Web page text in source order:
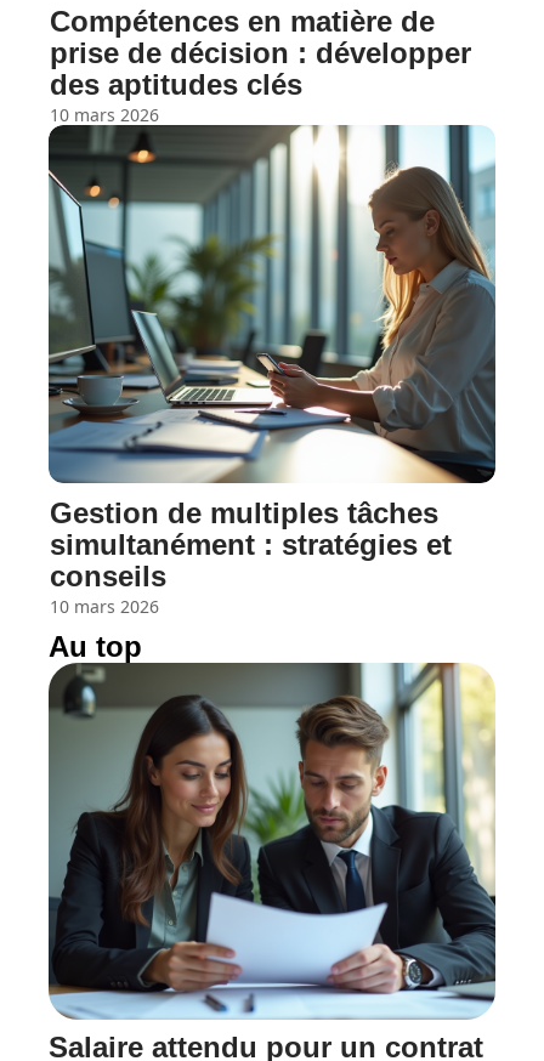
Compétences en matière de
prise de décision : développer
des aptitudes clés
10 mars 2026
Gestion de multiples tâches
simultanément : stratégies et
conseils
10 mars 2026
Au top
Salaire attendu pour un contrat